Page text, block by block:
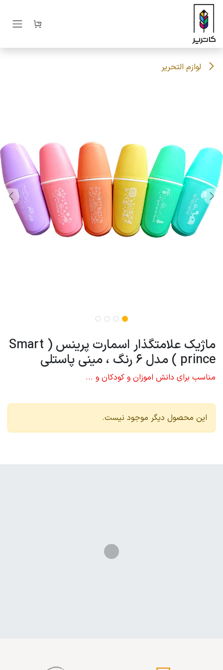
صرف نظر و مشاهده محتوا
لوازم التحریر
ماژیک علامتگذار اسمارت پرینس ( Smart
prince ) مدل 6 رنگ ، مینی پاستلی
مناسب برای دانش اموزان و کودکان و ...
این محصول دیگر موجود نیست.